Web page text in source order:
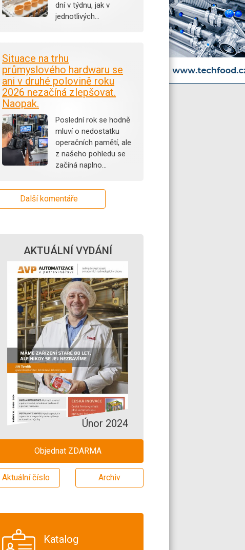
dní v týdnu, jak v
jednotlivých…
Situace na trhu
průmyslového hardwaru se
ani v druhé polovině roku
2026 nezačíná zlepšovat.
Naopak.
Poslední rok se hodně
mluví o nedostatku
operačních pamětí, ale
z našeho pohledu se
začíná naplno…
Další komentáře
AKTUÁLNÍ VYDÁNÍ
Únor 2024
Objednat ZDARMA
Aktuální číslo Archiv
Katalog